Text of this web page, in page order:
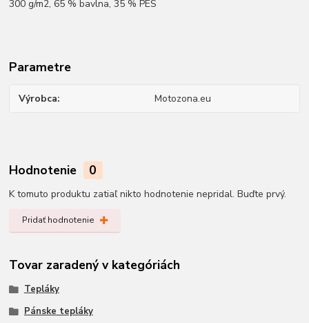
300 g/m2, 65 % bavlna, 35 % PES
Parametre
Výrobca Motozona.eu
Hodnotenie 0
K tomuto produktu zatiaľ nikto hodnotenie nepridal. Buďte prvý.
Pridať hodnotenie
Tovar zaradený v kategóriách
Tepláky
Pánske tepláky